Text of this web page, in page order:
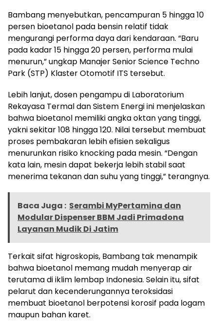
Bambang menyebutkan, pencampuran 5 hingga 10
persen bioetanol pada bensin relatif tidak
mengurangi performa daya dari kendaraan. “Baru
pada kadar 15 hingga 20 persen, performa mulai
menurun,” ungkap Manajer Senior Science Techno
Park (STP) Klaster Otomotif ITS tersebut.
Lebih lanjut, dosen pengampu di Laboratorium
Rekayasa Termal dan Sistem Energi ini menjelaskan
bahwa bioetanol memiliki angka oktan yang tinggi,
yakni sekitar 108 hingga 120. Nilai tersebut membuat
proses pembakaran lebih efisien sekaligus
menurunkan risiko knocking pada mesin. “Dengan
kata lain, mesin dapat bekerja lebih stabil saat
menerima tekanan dan suhu yang tinggi,” terangnya.
Baca Juga : Serambi MyPertamina dan
Modular Dispenser BBM Jadi Primadona
Layanan Mudik Di Jatim
Terkait sifat higroskopis, Bambang tak menampik
bahwa bioetanol memang mudah menyerap air
terutama di iklim lembap Indonesia. Selain itu, sifat
pelarut dan kecenderungannya teroksidasi
membuat bioetanol berpotensi korosif pada logam
maupun bahan karet.